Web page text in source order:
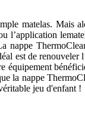
matelas. Mais
l’application
nappe
est de
équipement
la nappe
jeu d'enfant !